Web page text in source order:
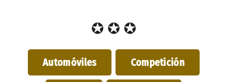
✪ ✪ ✪
Automóviles Competición